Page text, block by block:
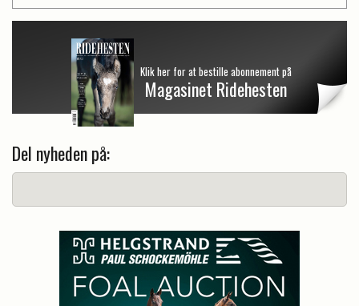
Klik her for at bestille abonnement på
Magasinet Ridehesten
Del nyheden på: